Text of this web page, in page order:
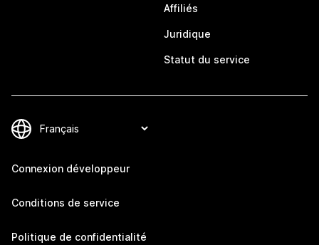
Affiliés
Juridique
Statut du service
Connexion développeur
Conditions de service
Politique de confidentialité